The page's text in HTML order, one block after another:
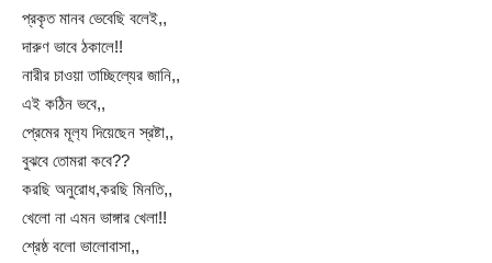
প্রকৃত মানব ভেবেছি বলেই,,
দারুণ ভাবে ঠকালে!!
নারীর চাওয়া তাচ্ছিল্যের জানি,,
এই কঠিন ভবে,,
প্রেমের মূল‍্য দিয়েছেন স্রষ্টা,,
বুঝবে তোমরা কবে??
করছি অনুরোধ,করছি মিনতি,,
খেলো না এমন ভাঙ্গার খেলা!!
শ্রেষ্ঠ বলো ভালোবাসা,,